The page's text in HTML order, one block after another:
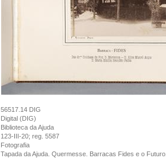
56517.14 DIG
Digital (DIG)
Biblioteca da Ajuda
123-III-20; reg. 5587
Fotografia
Tapada da Ajuda. Quermesse. Barracas Fides e o Futuro.